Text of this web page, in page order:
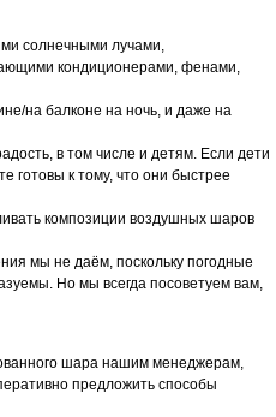
солнечными лучами,
кондиционерами, фенами,
на балконе на ночь, и даже на
в том числе и детям. Если дети
готовы к тому, что они быстрее
композиции воздушных шаров
мы не даём, поскольку погодные
Но мы всегда посоветуем вам,
шара нашим менеджерам,
предложить способы